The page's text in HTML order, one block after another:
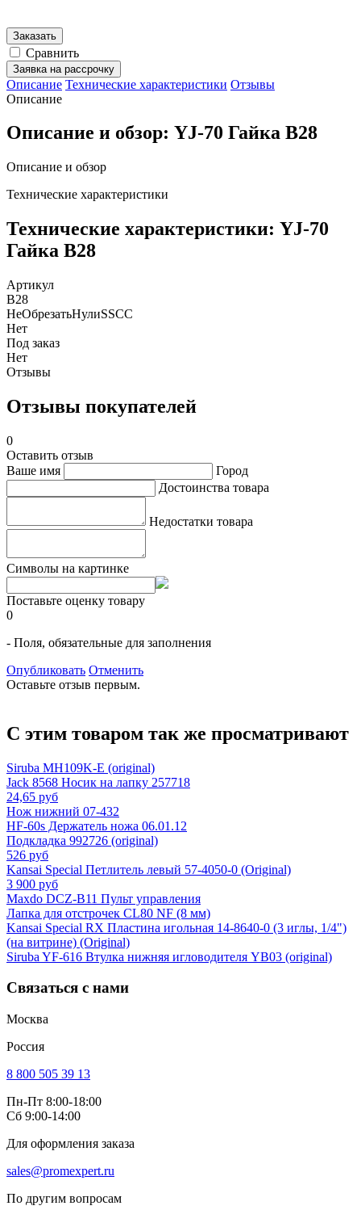
Заказать
Сравнить
Заявка на рассрочку
Описание Технические характеристики Отзывы
Описание
Описание и обзор: YJ-70 Гайка В28
Описание и обзор
Технические характеристики
Технические характеристики: YJ-70
Гайка В28
Артикул
В28
НеОбрезатьНулиSSCC
Нет
Под заказ
Нет
Отзывы
Отзывы покупателей
0
Оставить отзыв
Ваше имя
Город
Достоинства товара
Недостатки товара
Символы на картинке
Поставьте оценку товару
0
- Поля, обязательные для заполнения
Опубликовать Отменить
Оставьте отзыв первым.
С этим товаром так же просматривают
Siruba MH109K-E (original)
Jack 8568 Носик на лапку 257718
24,65 руб
Нож нижний 07-432
HF-60s Держатель ножа 06.01.12
Подкладка 992726 (original)
526 руб
Kansai Special Петлитель левый 57-4050-0 (Original)
3 900 руб
Maxdo DCZ-B11 Пульт управления
Лапка для отстрочек CL80 NF (8 мм)
Kansai Special RX Пластина игольная 14-8640-0 (3 иглы, 1/4")
(на витрине) (Original)
Siruba YF-616 Втулка нижняя игловодителя YB03 (original)
Связаться с нами
Москва
Россия
8 800 505 39 13
Пн-Пт 8:00-18:00
Сб 9:00-14:00
Для оформления заказа
sales@promexpert.ru
По другим вопросам